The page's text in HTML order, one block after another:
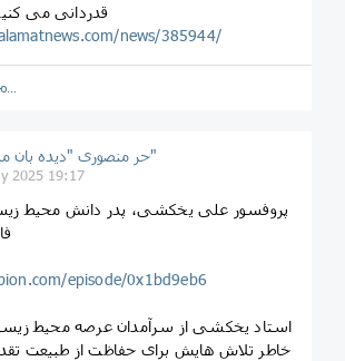
قدردانی می
news/385944/
حر منصوری "دیده بان میانکاله"
2025 19:17
پروفسور علی یخکشی، پدر دانش محیط
episode/0x1bd9eb6
استاد یخکشی از سرآمدان عرصه محیط زیست
خاطر تلاش هایش برای حفاظت از طبیعت